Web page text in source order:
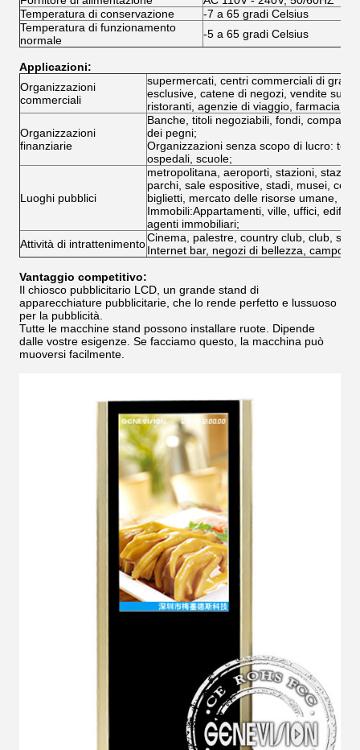
Temperatura di conservazione
-7 a 65 gradi Celsius
Temperatura di funzionamento
normale
-5 a 65 gradi Celsius
Applicazioni:
Organizzazioni
commerciali
supermercati, centri commerciali di
esclusive, catene di negozi, vendite su
ristoranti, agenzie di viaggio, farmacia.
Organizzazioni
finanziarie
Banche, titoli negoziabili, fondi,
dei pegni;
Organizzazioni senza scopo di lucro:
ospedali, scuole;
Luoghi pubblici
metropolitana, aeroporti, stazioni,
parchi, sale espositive, stadi, musei,
biglietti, mercato delle risorse umane,
Immobili:Appartamenti, ville, uffici, edifici
agenti immobiliari;
Attività di intrattenimentoCinema, palestre, country club, club,
Internet bar, negozi di bellezza, campo
Vantaggio competitivo:
Il chiosco pubblicitario LCD, un grande stand di
apparecchiature pubblicitarie, che lo rende perfetto e lussuoso
per la pubblicità.
Tutte le macchine stand possono installare ruote. Dipende
dalle vostre esigenze. Se facciamo questo, la macchina può
muoversi facilmente.